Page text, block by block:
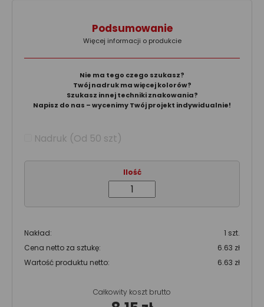
Podsumowanie
Więcej informacji o produkcie
Nie ma tego czego szukasz?
Twój nadruk ma więcej kolorów?
Szukasz innej techniki znakowania?
Napisz do nas – wycenimy Twój projekt indywidualnie!
Nadruk (Od 50 szt)
Ilość
Nakład:
1 szt.
Cena netto za sztukę:
6.63 zł
Wartość produktu netto:
6.63 zł
Całkowity koszt brutto